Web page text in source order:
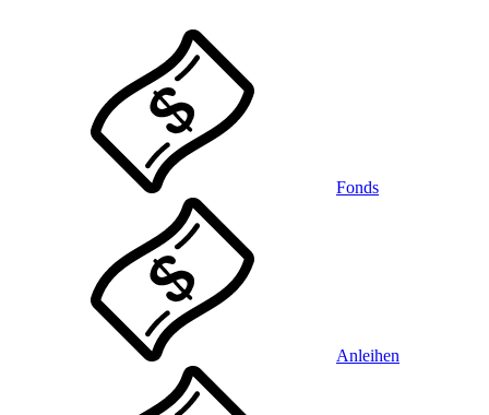
Fonds
Anleihen